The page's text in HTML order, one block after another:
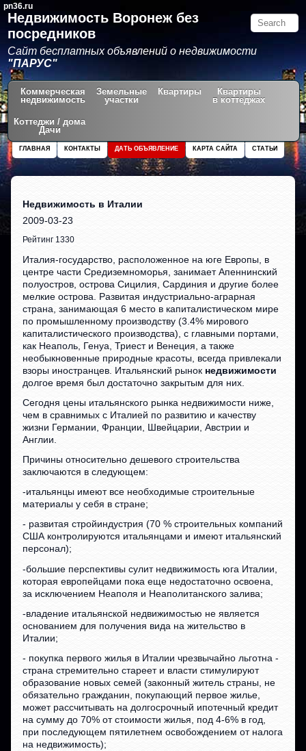
pn36.ru
Недвижимость Воронеж без
посредников
Сайт бесплатных объявлений о недвижимости
"ПАРУС"
Коммерческая
недвижимость
Земельные
участки
Квартиры
Квартиры
в коттеджах
Коттеджи / дома
Дачи
СТАТЬИ
КАРТА САЙТА
ДАТЬ ОБЪЯВЛЕНИЕ
КОНТАКТЫ
ГЛАВНАЯ
Недвижимость в Италии
2009-03-23
Рейтинг 1330
Италия-государство, расположенное на юге Европы, в
центре части Средиземноморья, занимает Апеннинский
полуостров, острова Сицилия, Сардиния и другие более
мелкие острова. Развитая индустриально-аграрная
страна, занимающая 6 место в капиталистическом мире
по промышленному производству (3.4% мирового
капиталистического производства), с главными портами,
как Неаполь, Генуа, Триест и Венеция, а также
необыкновенные природные красоты, всегда привлекали
взоры иностранцев. Итальянский рынок недвижимости
долгое время был достаточно закрытым для них.
Сегодня цены итальянского рынка недвижимости ниже,
чем в сравнимых с Италией по развитию и качеству
жизни Германии, Франции, Швейцарии, Австрии и
Англии.
Причины относительно дешевого строительства
заключаются в следующем:
-итальянцы имеют все необходимые строительные
материалы у себя в стране;
- развитая стройиндустрия (70 % строительных компаний
США контролируются итальянцами и имеют итальянский
персонал);
-большие перспективы сулит недвижимость юга Италии,
которая европейцами пока еще недостаточно освоена,
за исключением Неаполя и Неаполитанского залива;
-владение итальянской недвижимостью не является
основанием для получения вида на жительство в
Италии;
- покупка первого жилья в Италии чрезвычайно льготна -
страна стремительно стареет и власти стимулируют
образование новых семей (законный житель страны, не
обязательно гражданин, покупающий первое жилье,
может рассчитывать на долгосрочный ипотечный кредит
на сумму до 70% от стоимости жилья, под 4-6% в год,
при последующем пятилетнем освобождением от налога
на недвижимость);